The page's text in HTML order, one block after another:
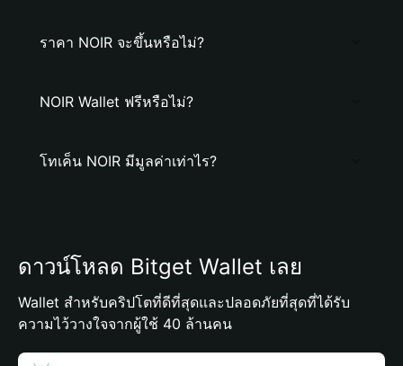
ราคา NOIR จะขึ้นหรือไม่?
NOIR Wallet ฟรีหรือไม่?
โทเค็น NOIR มีมูลค่าเท่าไร?
ดาวน์โหลด Bitget Wallet เลย
Wallet สำหรับคริปโตที่ดีที่สุดและปลอดภัยที่สุดที่ได้รับ
ความไว้วางใจจากผู้ใช้ 40 ล้านคน